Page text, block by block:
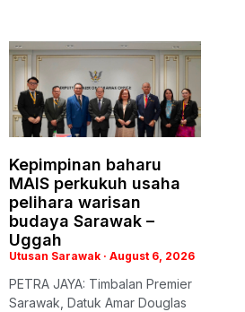
Kepimpinan baharu
MAIS perkukuh usaha
pelihara warisan
budaya Sarawak –
Uggah
Utusan Sarawak August 6, 2026
PETRA JAYA: Timbalan Premier
Sarawak, Datuk Amar Douglas